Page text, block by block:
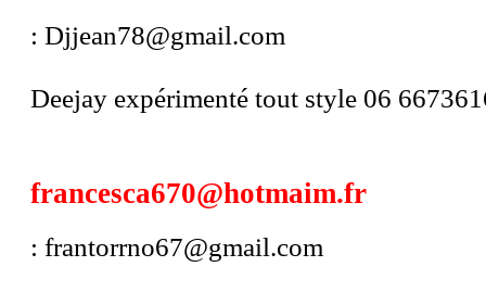
: Djjean78@gmail.com
Deejay expérimenté tout style 06
francesca670@hotmaim.fr
: frantorrno67@gmail.com